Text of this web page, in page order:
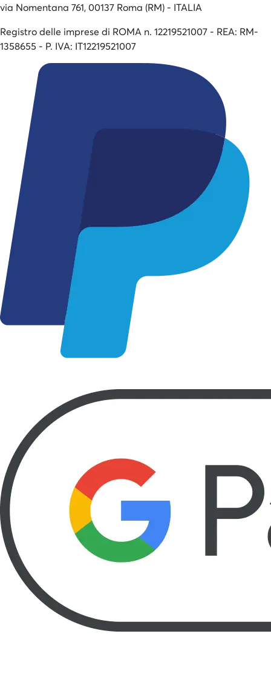
via Nomentana 761, 00137 Roma (RM) - ITALIA
Registro delle imprese di ROMA n. 12219521007 - REA: RM-
1358655 - P. IVA: IT12219521007